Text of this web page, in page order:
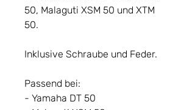
50, Malaguti XSM 50 und XTM
50.
Inklusive Schraube und Feder.
Passend bei:
- Yamaha DT 50